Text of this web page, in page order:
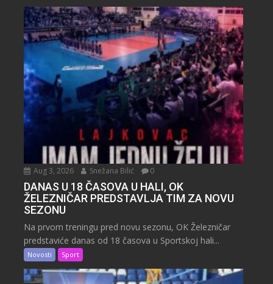
Aug 3, 2026 Snežana Bilić 0
DANAS U 18 ČASOVA U HALI, OK
ŽELEZNIČAR PREDSTAVLJA TIM ZA NOVU
SEZONU
Na prvom treningu pred novu sezonu, OK Železničar
predstaviće danas od 18 časova u Sportskoj hali...
Novosti Sport